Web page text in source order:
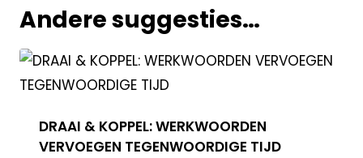
Andere suggesties…
DRAAI & KOPPEL: WERKWOORDEN
VERVOEGEN TEGENWOORDIGE TIJD